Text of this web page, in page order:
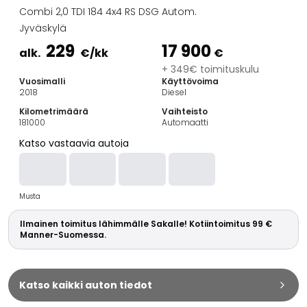
Farmariautot
Kaupunkiautot
Vetoautot
Hyötyajoneuvot
Huutokauppa-autot
Edulliset autot
Automerkit
BMW
Kia
Mercedes-Benz
Polestar
Skoda
Tesla
Toyota
Volkswagen
Combi 2,0 TDI 184 4x4 RS DSG Autom.
Jyväskylä
alk. 229 €/kk 17 900 €
+ 349€ toimituskulu
Vuosimalli
2018
Käyttövoima
Diesel
Kilometrimäärä
181000
Vaihteisto
Automaatti
Katso vastaavia autoja
Musta
Ilmainen toimitus lähimmälle Sakalle! Kotiintoimitus 99 €
Manner-Suomessa.
Katso kaikki auton tiedot